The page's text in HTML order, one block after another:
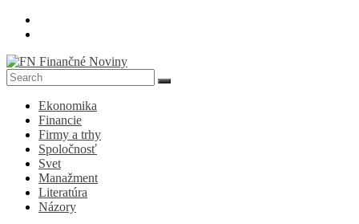
Skip
FN
Finančné
Noviny
Denník
ekonomike
spoločnosti
Ekonomika
Financie
Firmy a trhy
Spoločnosť
Svet
Manažment
Literatúra
Názory